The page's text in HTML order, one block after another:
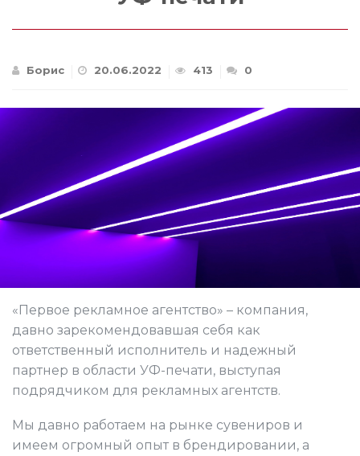
Борис 20.06.2022 413 0
«Первое рекламное агентство» – компания,
давно зарекомендовавшая себя как
ответственный исполнитель и надежный
партнер в области УФ-печати, выступая
подрядчиком для рекламных агентств.
Мы давно работаем на рынке сувениров и
имеем огромный опыт в брендировании, а